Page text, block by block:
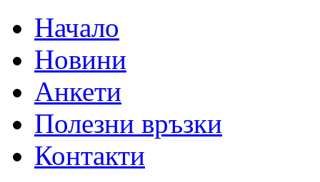
Начало
Новини
Анкети
Полезни връзки
Контакти